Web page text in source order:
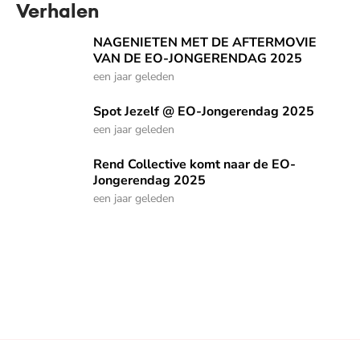
Verhalen
NAGENIETEN MET DE AFTERMOVIE VAN DE EO-
NAGENIETEN MET DE AFTERMOVIE
VAN DE EO-JONGERENDAG 2025
een jaar geleden
Spot Jezelf @ EO-Jongerendag 2025
Spot Jezelf @ EO-Jongerendag 2025
een jaar geleden
Rend Collective komt naar de EO-Jongerendag 2025
Rend Collective komt naar de EO-
Jongerendag 2025
een jaar geleden